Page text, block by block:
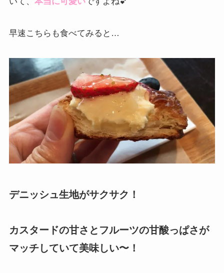
早速こちらも食べてみると…
デニッシュ生地がサクサク！
カスタードの甘さとフルーツの甘酸っぱさが
マッチしていて美味しい〜！